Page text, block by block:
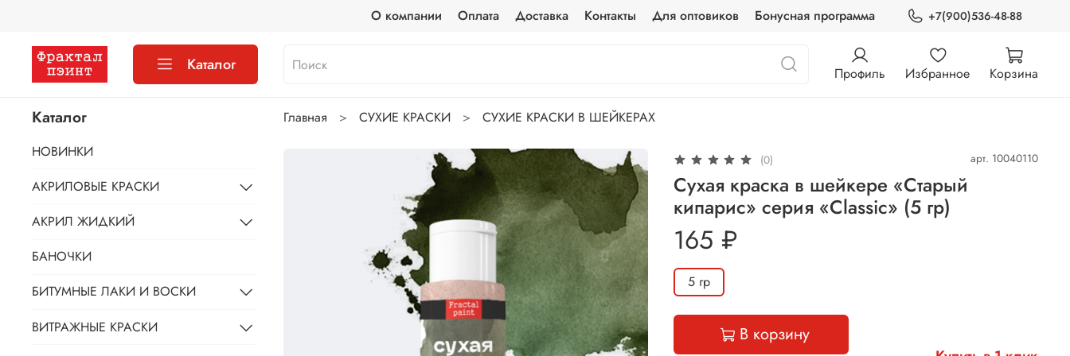
О компании Оплата Доставка Контакты Для оптовиков Бонусная программа +7(900)536-48-88
Каталог Профиль Избранное Корзина
Главная СУХИЕ КРАСКИ СУХИЕ КРАСКИ В ШЕЙКЕРАХ
(0) арт. 10040110
Сухая краска в шейкере «Старый
кипарис» серия «Classic» (5 гр)
165 ₽
5 гр
В корзину
Каталог
НОВИНКИ
АКРИЛОВЫЕ КРАСКИ
АКРИЛ ЖИДКИЙ
БАНОЧКИ
БИТУМНЫЕ ЛАКИ И ВОСКИ
ВИТРАЖНЫЕ КРАСКИ